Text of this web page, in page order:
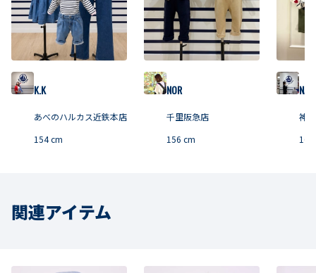
K.K
あべのハルカス近鉄本店
154cm
NOR
千里阪急店
156 cm
神
169
関連アイテム